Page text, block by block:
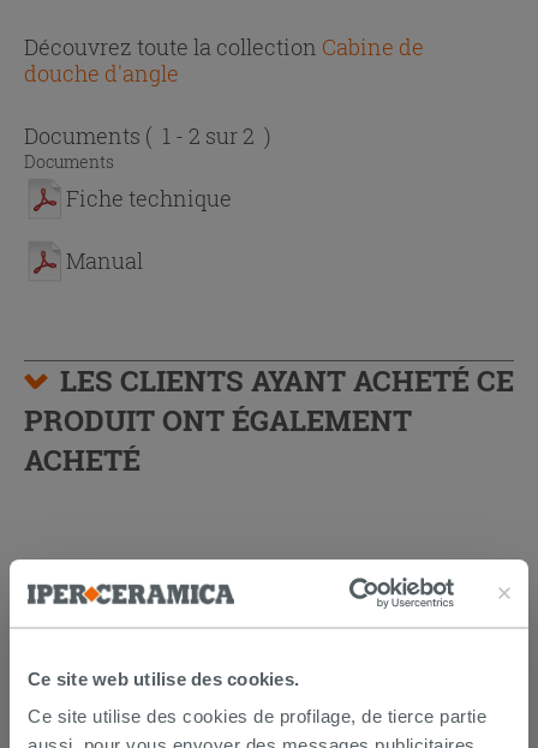
Ce site web utilise des cookies.
Ce site utilise des cookies de profilage, de tierce partie
Découvrez toute la collection Cabine de
douche d'angle
Documents ( 1 - 2 sur 2 )
Documents
Fiche technique
Manual
LES CLIENTS AYANT ACHETÉ CE
PRODUIT ONT ÉGALEMENT
ACHETÉ